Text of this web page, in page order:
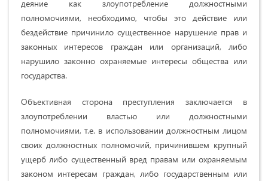
деяние как злоупотребление должностными
полномочиями, необходимо, чтобы это действие или
бездействие причинило существенное нарушение прав и
законных интересов граждан или организаций, либо
нарушило законно охраняемые интересы общества или
государства.
Объективная сторона преступления заключается в
злоупотреблении властью или должностными
полномочиями, т.е. в использовании должностным лицом
своих должностных полномочий, причинившем крупный
ущерб либо существенный вред правам или охраняемым
законом интересам граждан, либо государственным или